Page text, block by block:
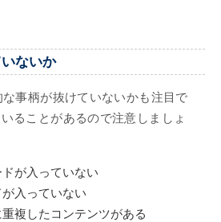
ないか
事柄が抜けていないかも注目で
ることがあるので注意しましょ
が入っていない
入っていない
複したコンテンツがある